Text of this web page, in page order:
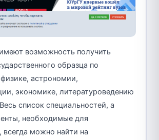
возможность получить
образца по
астрономии,
экономике, литературоведению
список специальностей, а
необходимые для
всегда можно найти на